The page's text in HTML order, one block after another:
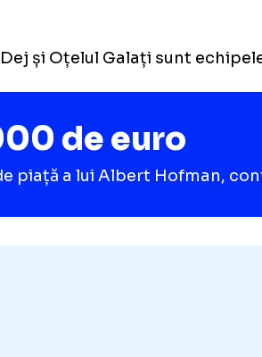
și Oțelul Galați sunt
de euro
piață a lui Albert Hofman,